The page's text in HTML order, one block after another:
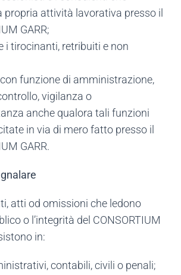
propria attività lavorativa presso il
GARR;
i tirocinanti, retribuiti e non
con funzione di amministrazione,
vigilanza o
anche qualora tali funzioni
in via di mero fatto presso il
GARR.
atti od omissioni che ledono
o l’integrità del CONSORTIUM
in:
contabili, civili o penali;